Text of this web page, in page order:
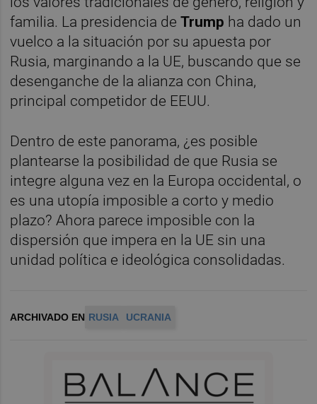
familia. La presidencia deTrump ha dado un
vuelco a la situación por su apuesta por
Rusia, marginando a la UE, buscando que se
desenganche de la alianza con China,
principal competidor de EEUU.
Dentro de este panorama, ¿es posible
plantearse la posibilidad de que Rusia se
integre alguna vez en la Europa occidental, o
es una utopía imposible a corto y medio
plazo? Ahora parece imposible con la
dispersión que impera en la UE sin una
unidad política e ideológica consolidadas.
ARCHIVADO EN RUSIA UCRANIA